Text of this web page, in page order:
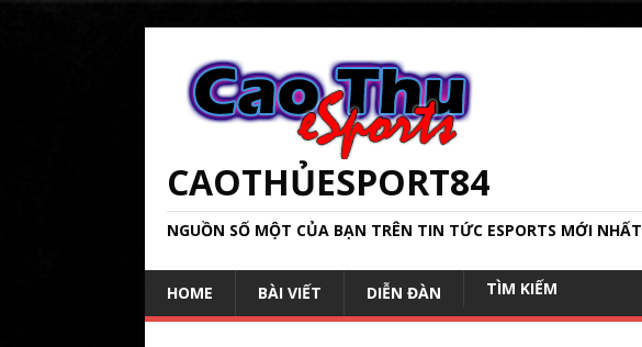
CAOTHỦESPORT84
NGUỒN SỐ MỘT CỦA BẠN TRÊN TIN TỨC ESPORTS MỚI NHẤT
HOME BÀI VIẾT DIỄN ĐÀN TÌM KIẾM
Search Button